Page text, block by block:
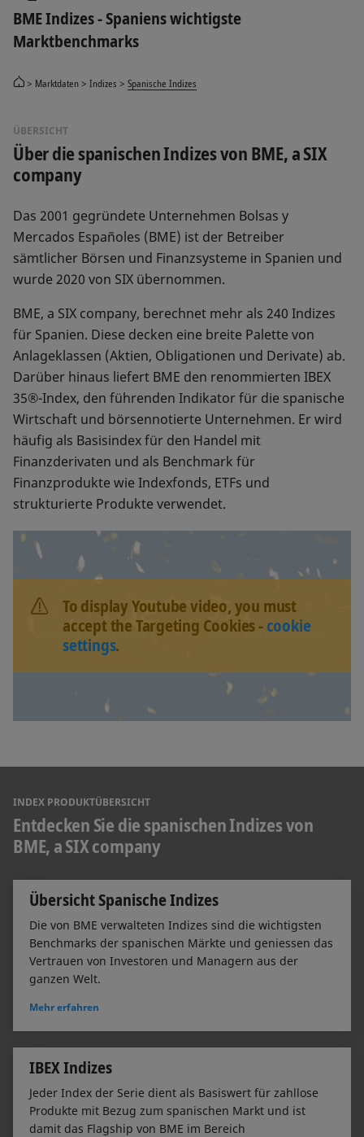
BME Indizes - Spaniens wichtigste
Marktbenchmarks
Marktdaten Indizes Spanische Indizes
ÜBERSICHT
Über die spanischen Indizes von BME, a SIX
company
Das 2001 gegründete Unternehmen Bolsas y
Mercados Españoles (BME) ist der Betreiber
sämtlicher Börsen und Finanzsysteme in Spanien und
wurde 2020 von SIX übernommen.
BME, a SIX company, berechnet mehr als 240 Indizes
für Spanien. Diese decken eine breite Palette von
Anlageklassen (Aktien, Obligationen und Derivate) ab.
Darüber hinaus liefert BME den renommierten IBEX
35®-Index, den führenden Indikator für die spanische
Wirtschaft und börsennotierte Unternehmen. Er wird
häufig als Basisindex für den Handel mit
Finanzderivaten und als Benchmark für
Finanzprodukte wie Indexfonds, ETFs und
strukturierte Produkte verwendet.
To display Youtube video, you must
accept the Targeting Cookies -cookie
settings.
INDEX PRODUKTÜBERSICHT
Entdecken Sie die spanischen Indizes von
BME, a SIX company
Übersicht Spanische Indizes
Die von BME verwalteten Indizes sind die wichtigsten
Benchmarks der spanischen Märkte und geniessen das
Vertrauen von Investoren und Managern aus der
ganzen Welt.
Mehr erfahren
IBEX Indizes
Jeder Index der Serie dient als Basiswert für zahllose
Produkte mit Bezug zum spanischen Markt und ist
damit das Flagship von BME im Bereich